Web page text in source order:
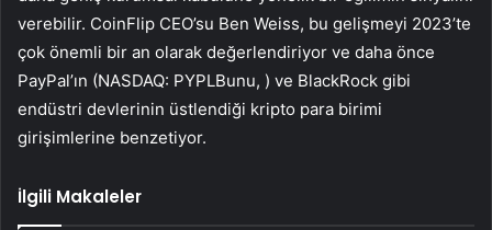
verebilir. CoinFlip CEO’su Ben Weiss, bu gelişmeyi 2023’te
çok önemli bir an olarak değerlendiriyor ve daha önce
PayPal’ın (NASDAQ: PYPLBunu, ) ve BlackRock gibi
endüstri devlerinin üstlendiği kripto para birimi
girişimlerine benzetiyor.
İlgili Makaleler